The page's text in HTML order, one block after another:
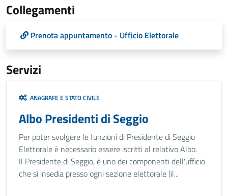
Collegamenti
Prenota appuntamento - Ufficio Elettorale
Servizi
ANAGRAFE E STATO CIVILE
Albo Presidenti di Seggio
Per poter svolgere le funzioni di Presidente di Seggio
Elettorale è necessario essere iscritti al relativo Albo.
Il Presidente di Seggio, è uno dei componenti dell'ufficio
che si insedia presso ogni sezione elettorale (il...